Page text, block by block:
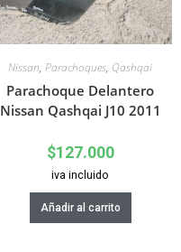
Nissan, Parachoques, Qashqai
Parachoque Delantero
Nissan Qashqai J10 2011
$127.000
iva incluido
Añadir al carrito